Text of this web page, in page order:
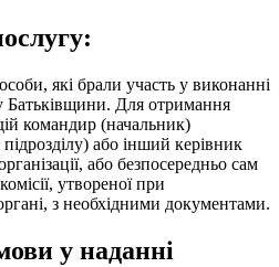
які брали участь у виконанні
Батьківщини. Для отримання
командир (начальник)
або інший керівник
або безпосередньо сам
утвореної при
з необхідними документами.
у наданні